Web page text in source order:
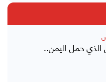
الذي حمل اليمن..